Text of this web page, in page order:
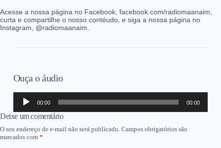
Acesse a nossa página no Facebook, facebook.com/radiomaanaim,
curta e compartilhe o nosso contéudo, e siga a nossa página no
Instagram, @radiomaanaim.
Ouça o áudio
Tocador
áudio
00:00 00:00
Deixe um comentário
O seu endereço de e-mail não será publicado. Campos obrigatórios são
marcados com *